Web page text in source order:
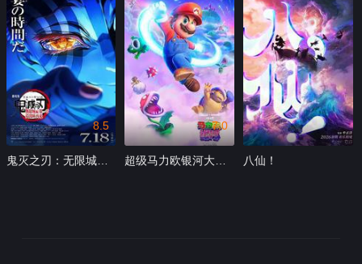
8.5
鬼灭之刃：无限城篇 第一章 猗窝座再袭
7.0
超级马力欧银河大电影 八仙！